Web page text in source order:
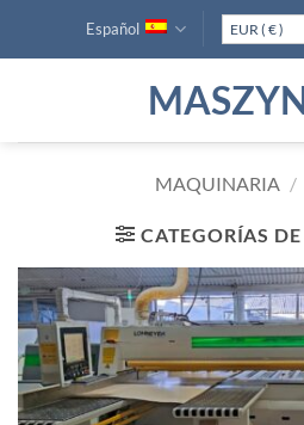
Español EUR ( € )
MAQUINARIA /
CATEGORÍAS